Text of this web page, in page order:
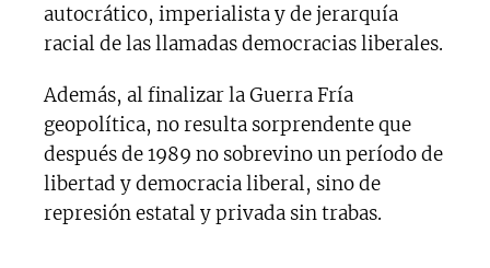
autocrático, imperialista y de jerarquía
racial de las llamadas democracias liberales.
Además, al finalizar la Guerra Fría
geopolítica, no resulta sorprendente que
después de 1989 no sobrevino un período de
libertad y democracia liberal, sino de
represión estatal y privada sin trabas.